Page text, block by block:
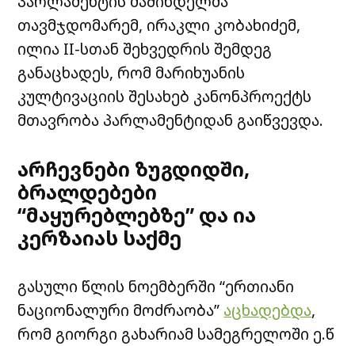
თავმჯდომარემ, ირაკლი კობახიძემ,
ილია II-სთან შეხვედრის შემდეგ
განაცხადეს, რომ მარიხუანის
კულტივაციის შესახებ კანონპროექტს
მთავრობა პარლამენტიდან გაიწვევდა.
არჩევნები ზუგდიდში,
ბრალდებები
“მაყურებლებზე” და ია
კერზაიას საქმე
გასული წლის ნოემბერში “ერთიანი
ნაციონალური მოძრაობა” აცხადებდა,
რომ გიორგი გახარიამ სამეგრელოში ე.წ